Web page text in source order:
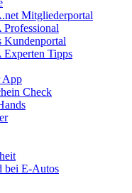
Mitgliederportal
Kundenportal
Tipps
App
Check
bei E-Autos